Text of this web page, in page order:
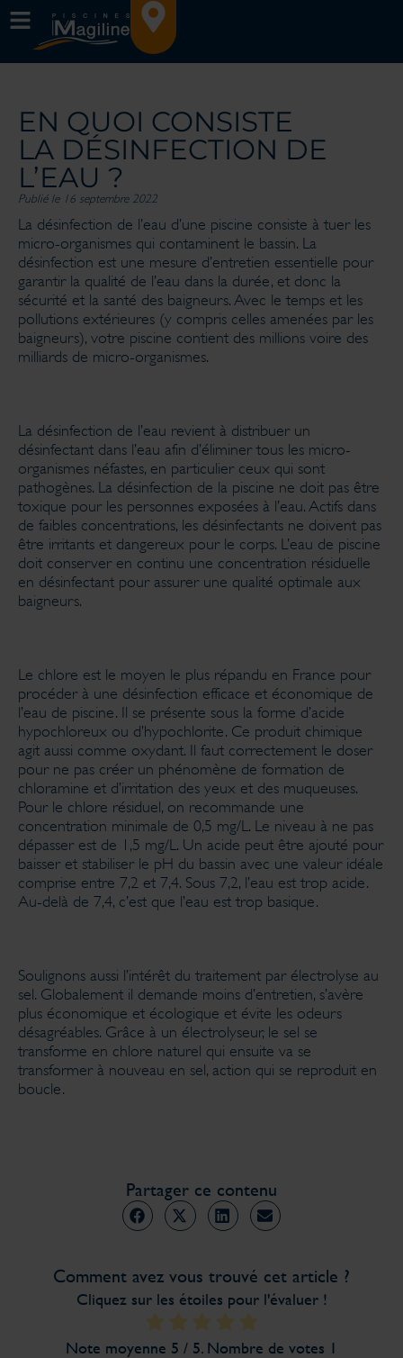
EN QUOI CONSISTE
LA DÉSINFECTION DE
L’EAU ?
Publié le 16 septembre 2022
La désinfection de l’eau d’une piscine consiste à tuer les
micro-organismes qui contaminent le bassin. La
désinfection est une mesure d’entretien essentielle pour
garantir la qualité de l’eau dans la durée, et donc la
sécurité et la santé des baigneurs. Avec le temps et les
pollutions extérieures (y compris celles amenées par les
baigneurs), votre piscine contient des millions voire des
milliards de micro-organismes.
La désinfection de l’eau revient à distribuer un
désinfectant dans l’eau afin d’éliminer tous les micro-
organismes néfastes, en particulier ceux qui sont
pathogènes. La désinfection de la piscine ne doit pas être
toxique pour les personnes exposées à l’eau. Actifs dans
de faibles concentrations, les désinfectants ne doivent pas
être irritants et dangereux pour le corps. L’eau de piscine
doit conserver en continu une concentration résiduelle
en désinfectant pour assurer une qualité optimale aux
baigneurs.
Le chlore est le moyen le plus répandu en France pour
procéder à une désinfection efficace et économique de
l’eau de piscine. Il se présente sous la forme d’acide
hypochloreux ou d’hypochlorite. Ce produit chimique
agit aussi comme oxydant. Il faut correctement le doser
pour ne pas créer un phénomène de formation de
chloramine et d’irritation des yeux et des muqueuses.
Pour le chlore résiduel, on recommande une
concentration minimale de 0,5 mg/L. Le niveau à ne pas
dépasser est de 1,5 mg/L. Un acide peut être ajouté pour
baisser et stabiliser le pH du bassin avec une valeur idéale
comprise entre 7,2 et 7,4. Sous 7,2, l’eau est trop acide.
Au-delà de 7,4, c’est que l’eau est trop basique.
Soulignons aussi l’intérêt du traitement par électrolyse au
sel. Globalement il demande moins d’entretien, s’avère
plus économique et écologique et évite les odeurs
désagréables. Grâce à un électrolyseur, le sel se
transforme en chlore naturel qui ensuite va se
transformer à nouveau en sel, action qui se reproduit en
boucle.
Partager ce contenu
Comment avez vous trouvé cet article ?
Cliquez sur les étoiles pour l'évaluer !
Note moyenne 5 / 5. Nombre de votes 1